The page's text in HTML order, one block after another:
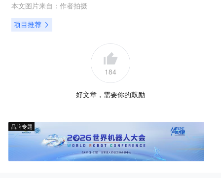
本文图片来自： 作者拍摄
项目推荐
184
好文章，需要你的鼓励
品牌专题